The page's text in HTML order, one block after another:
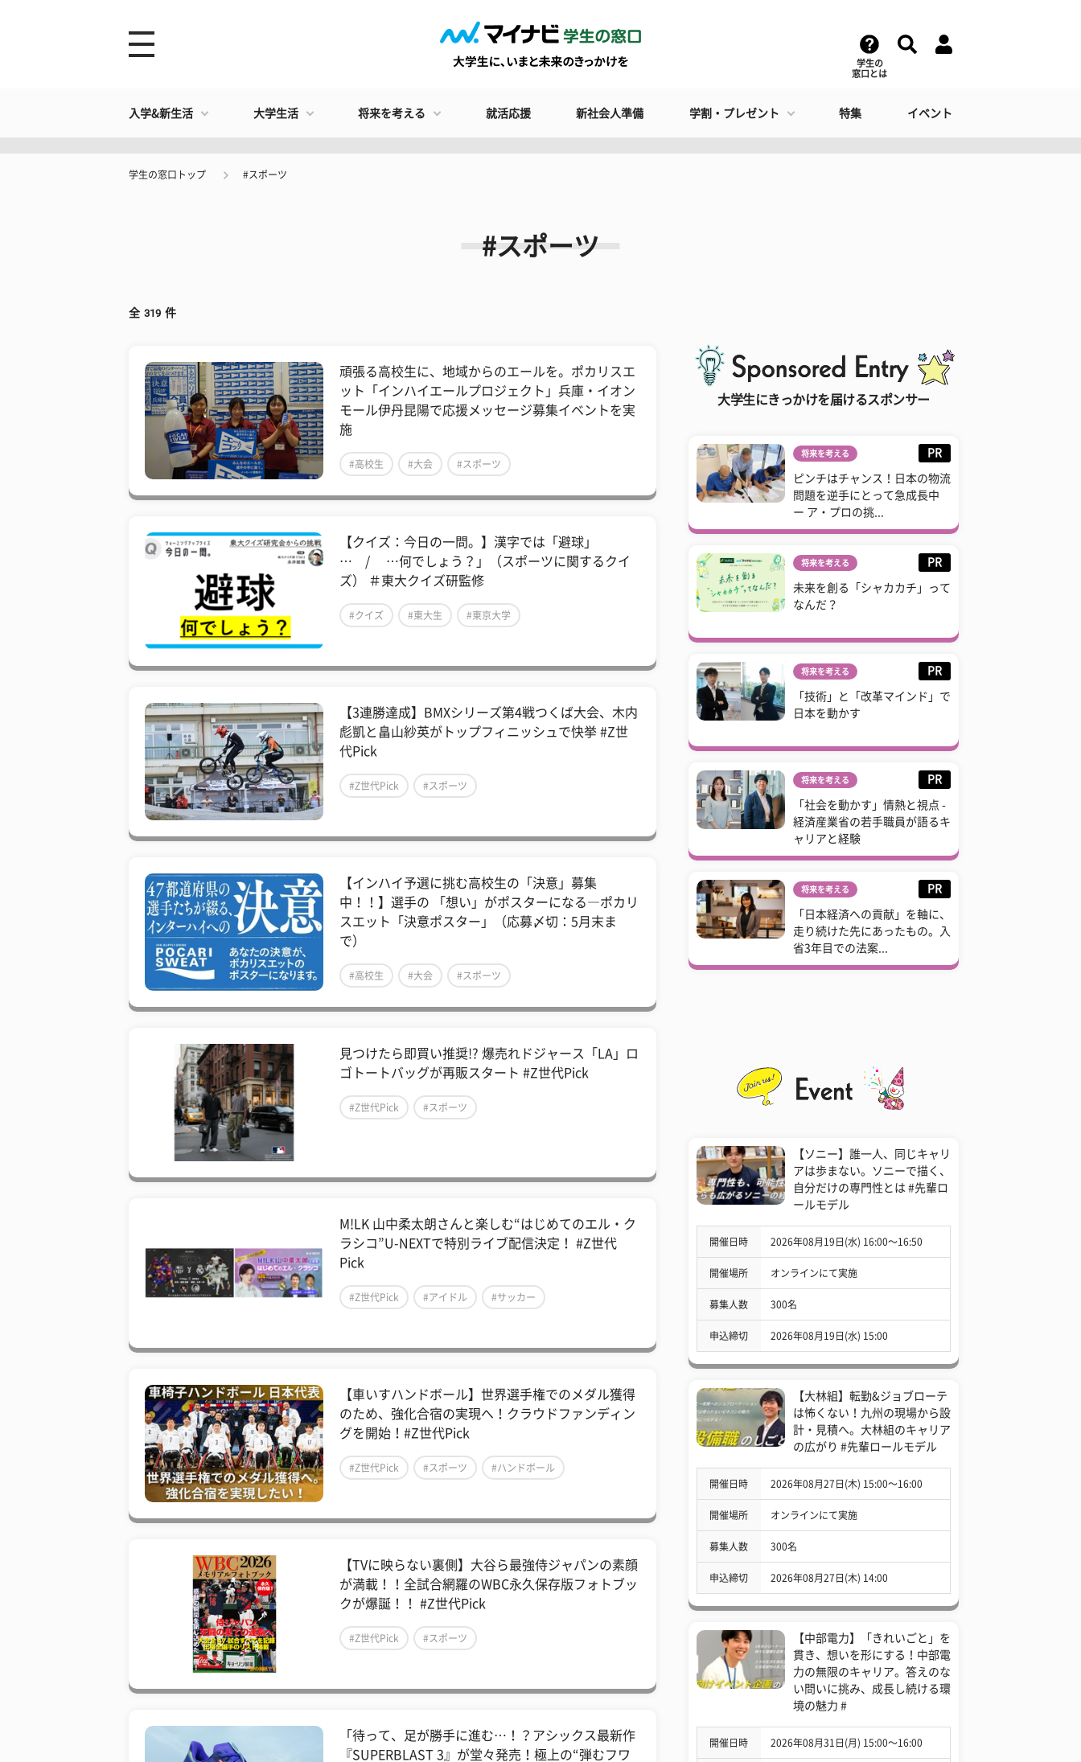
学生の
窓口とは
入学&新生活 大学生活 将来を考える 就活応援 新社会人準備 学割・プレゼント 特集 イベント
学生の窓口トップ #スポーツ
#スポーツ
全 319 件
頑張る高校生に、地域からのエールを。ポカリスエ
ット「インハイエールプロジェクト」兵庫・イオン
モール伊丹昆陽で応援メッセージ募集イベントを実
施
#高校生 #大会 #スポーツ
【クイズ：今日の一問。】漢字では「避球」
… / …何でしょう？」（スポーツに関するクイ
ズ） ＃東大クイズ研監修
#クイズ #東大生 #東京大学
【3連勝達成】BMXシリーズ第4戦つくば大会、木内
彪凱と畠山紗英がトップフィニッシュで快挙 #Z世
代Pick
#Z世代Pick #スポーツ
【インハイ予選に挑む高校生の「決意」募集
中！！】選手の 「想い」がポスターになる―ポカリ
スエット「決意ポスター」（応募〆切：5月末ま
で）
#高校生 #大会 #スポーツ
見つけたら即買い推奨!? 爆売れドジャース「LA」ロ
ゴトートバッグが再販スタート #Z世代Pick
#Z世代Pick #スポーツ
M!LK 山中柔太朗さんと楽しむ“はじめてのエル・ク
ラシコ”U-NEXTで特別ライブ配信決定！ #Z世代
Pick
#Z世代Pick #アイドル #サッカー
【車いすハンドボール】世界選手権でのメダル獲得
のため、強化合宿の実現へ！クラウドファンディン
グを開始！#Z世代Pick
#Z世代Pick #スポーツ #ハンドボール
【TVに映らない裏側】大谷ら最強侍ジャパンの素顔
が満載！！全試合網羅のWBC永久保存版フォトブッ
クが爆誕！！ #Z世代Pick
#Z世代Pick #スポーツ
「待って、足が勝手に進む…！？アシックス最新作
『SUPERBLAST 3』が堂々発売！極上の“弾むフワ
大学生にきっかけを届けるスポンサー
将来を考える PR
ピンチはチャンス！日本の物流
問題を逆手にとって急成長中
ー ア・プロの挑...
将来を考える PR
未来を創る「シャカカチ」って
なんだ？
将来を考える PR
「技術」と「改革マインド」で
日本を動かす
将来を考える PR
「社会を動かす」情熱と視点 -
経済産業省の若手職員が語るキ
ャリアと経験
将来を考える PR
「日本経済への貢献」を軸に、
走り続けた先にあったもの。入
省3年目での法案...
【ソニー】誰一人、同じキャリ
アは歩まない。ソニーで描く、
自分だけの専門性とは #先輩ロ
ールモデル
開催日時 2026年08月19日(水) 16:00〜16:50
開催場所 オンラインにて実施
募集人数 300名
申込締切 2026年08月19日(水) 15:00
【大林組】転勤&ジョブローテ
は怖くない！九州の現場から設
計・見積へ。大林組のキャリア
の広がり #先輩ロールモデル
開催日時 2026年08月27日(木) 15:00〜16:00
開催場所 オンラインにて実施
募集人数 300名
申込締切 2026年08月27日(木) 14:00
【中部電力】「きれいごと」を
貫き、想いを形にする！中部電
力の無限のキャリア。答えのな
い問いに挑み、成長し続ける環
境の魅力 #
開催日時 2026年08月31日(月) 15:00〜16:00